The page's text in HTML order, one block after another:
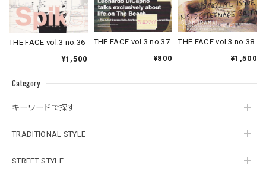
Category
キーワードで探す
TRADITIONAL STYLE
STREET STYLE
THE FACE vol.3 no.36
¥1,500
THE FACE vol.3 no.37
¥800
THE FACE vol.3 no.38
¥1,500